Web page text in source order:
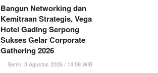
Bangun Networking dan
Kemitraan Strategis, Vega
Hotel Gading Serpong
Sukses Gelar Corporate
Gathering 2026
Senin, 3 Agustus 2026 / 14:08 WIB